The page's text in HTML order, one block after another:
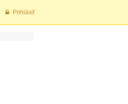
Prihlásiť